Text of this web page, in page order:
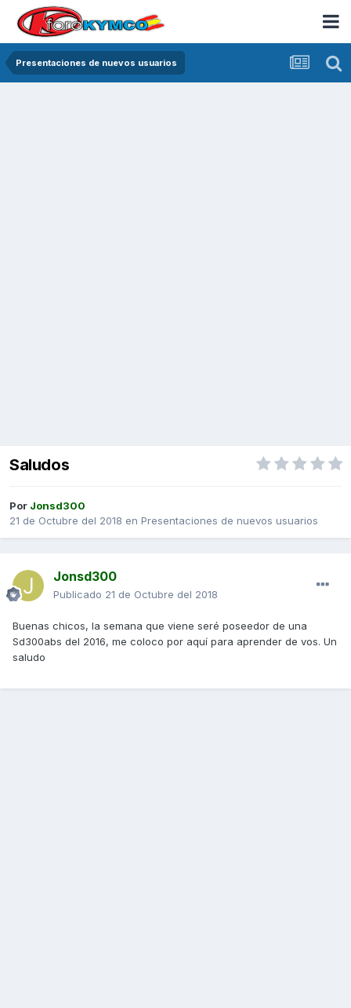
Presentaciones de nuevos usuarios
Saludos
Por Jonsd300
21 de Octubre del 2018 en Presentaciones de nuevos usuarios
Jonsd300
Publicado 21 de Octubre del 2018
Buenas chicos, la semana que viene seré poseedor de una
Sd300abs del 2016, me coloco por aquí para aprender de vos. Un
saludo